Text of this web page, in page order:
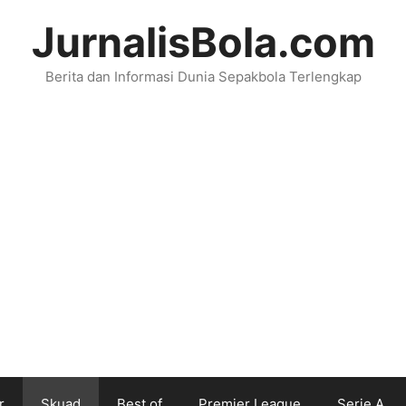
JurnalisBola.com
Berita dan Informasi Dunia Sepakbola Terlengkap